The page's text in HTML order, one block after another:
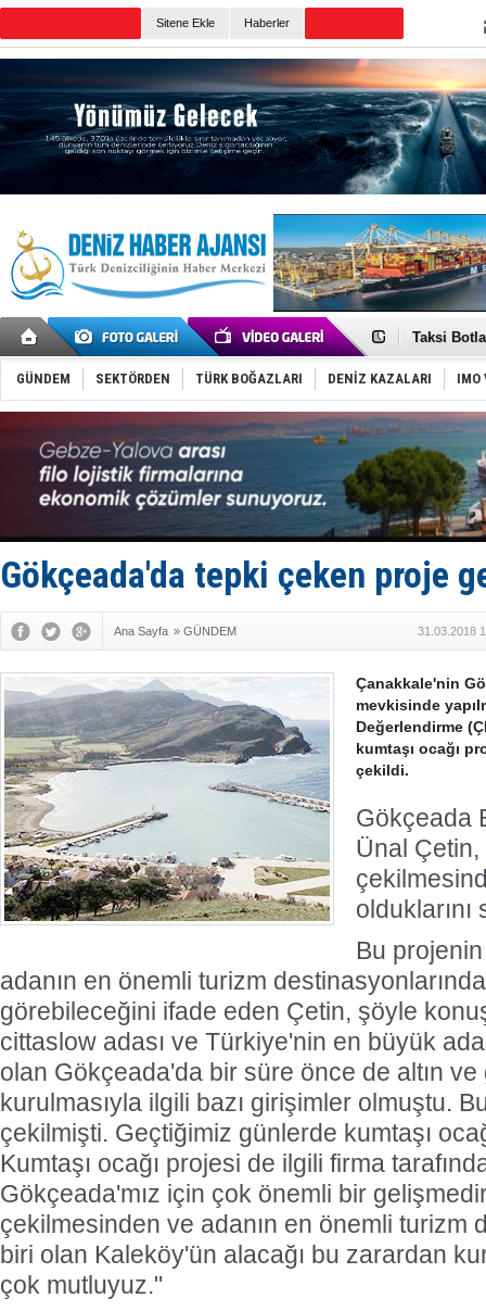
Sitene Ekle Haberler
Denizcilik
Taksi
TÜRKLİM
SOCAR da
Dünyanın
Keşfedildi:
D-Marin,
Van’da
ASEAN ilk
İstanbul
GÜNDEM SEKTÖRDEN TÜRK BOĞAZLARI DENİZ KAZALARI IMO
Gökçeada'da tepki çeken proje
Ana Sayfa » GÜNDEM 31.03.2018
Çanakkale'nin
mevkisinde
Değerlendirme
kumtaşı ocağı
çekildi.
Gökçeada
Ünal
olduklarını
Bu
adanın en önemli turizm
görebileceğini ifade eden Çetin, şöyle
cittaslow adası ve Türkiye'nin en büyük
olan Gökçeada'da bir süre önce de altın
kurulmasıyla ilgili bazı girişimler olmuştu.
çekilmişti. Geçtiğimiz günlerde kumtaşı
Kumtaşı ocağı projesi de ilgili firma
Gökçeada'mız için çok önemli bir
çekilmesinden ve adanın en önemli turizm
biri olan Kaleköy'ün alacağı bu zarardan
çok mutluyuz."